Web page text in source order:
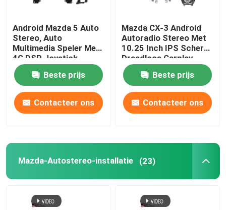
Automotive elektronische accessoires
Digitale Streepjecluster
BMW autoradio
Android Mazda 5 Auto
Stereo, Auto
Multimedia Speler Met
4G DSP Joystick
Beste prijs
Contacteer ons
Mazda CX-3 Android
Autoradio Stereo Met
10.25 Inch IPS Scherm
Draadloos Carplay
Beste prijs
Contacteer ons
Mazda-Autostereo-installatie (23)